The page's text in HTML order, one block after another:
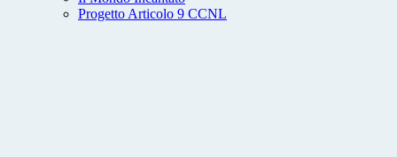
Progetto Articolo 9 CCNL